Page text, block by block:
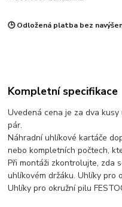
🕒 Odložená platba bez
Kompletní specifikace
Uvedená cena je za dva
pár.
Náhradní uhlíkové kartáče
nebo kompletních počtech,
Při montáži zkontrolujte, zda
uhlíkovém držáku. Uhlíky pro
Uhlíky pro okružní pilu